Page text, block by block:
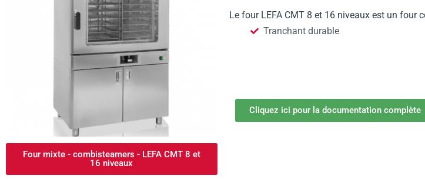
Four mixte - combisteamers - LEFA CMT 8 et
16 niveaux
Le four LEFA CMT 8 et 16 niveaux est un four
Tranchant durable
Cliquez ici pour la documentation complète